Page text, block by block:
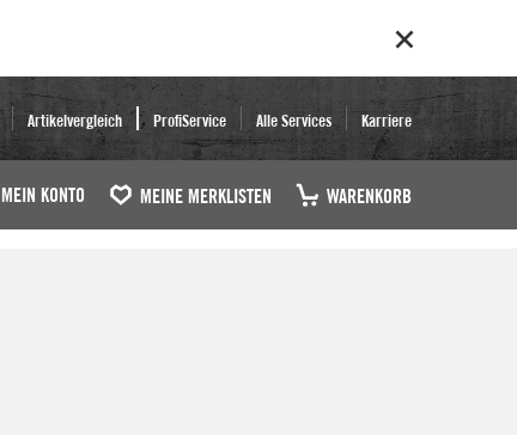
Artikelvergleich ProfiService Alle Services Karriere
MEIN KONTO MEINE MERKLISTEN WARENKORB